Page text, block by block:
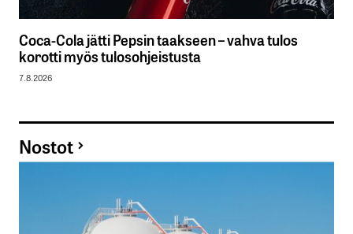
Coca-Cola jätti Pepsin taakseen – vahva tulos
korotti myös tulosohjeistusta
7.8.2026
Nostot